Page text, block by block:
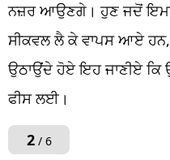
ਨਜ਼ਰ ਆਉਣਗੇ। ਹੁਣ ਜਦੋਂ
ਸੀਕਵਲ ਲੈ ਕੇ ਵਾਪਸ ਆਏ
ਉਠਾਉਂਦੇ ਹੋਏ ਇਹ ਜਾਣੀਏ ਕਿ
ਫੀਸ ਲਈ।
2/ 6